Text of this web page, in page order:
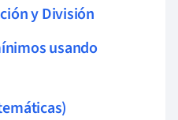
y División
usando